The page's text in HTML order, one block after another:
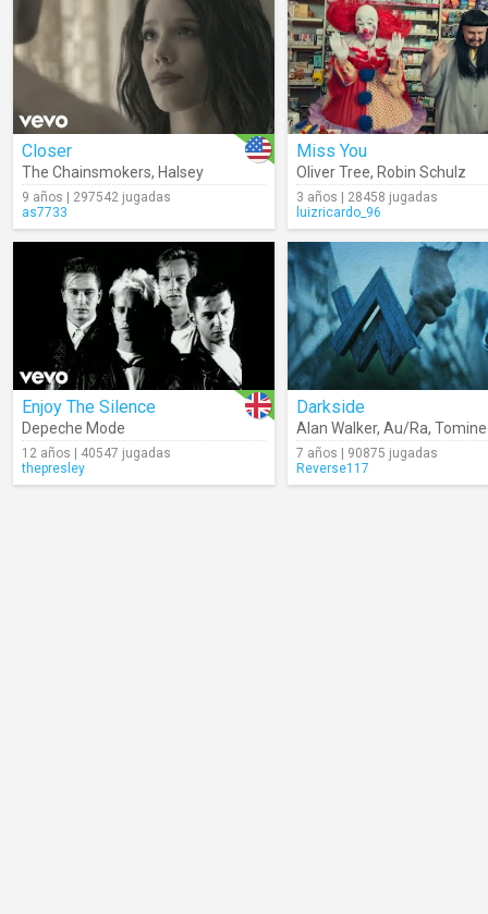
Closer
The Chainsmokers, Halsey
9 años | 297542 jugadas
as7733
Miss You
Oliver Tree, Robin Schulz
3 años | 28458 jugadas
luizricardo_96
Enjoy The Silence
Depeche Mode
12 años | 40547 jugadas
thepresley
Darkside
Alan Walker, Au/Ra,
7 años | 90875 jugadas
Reverse117